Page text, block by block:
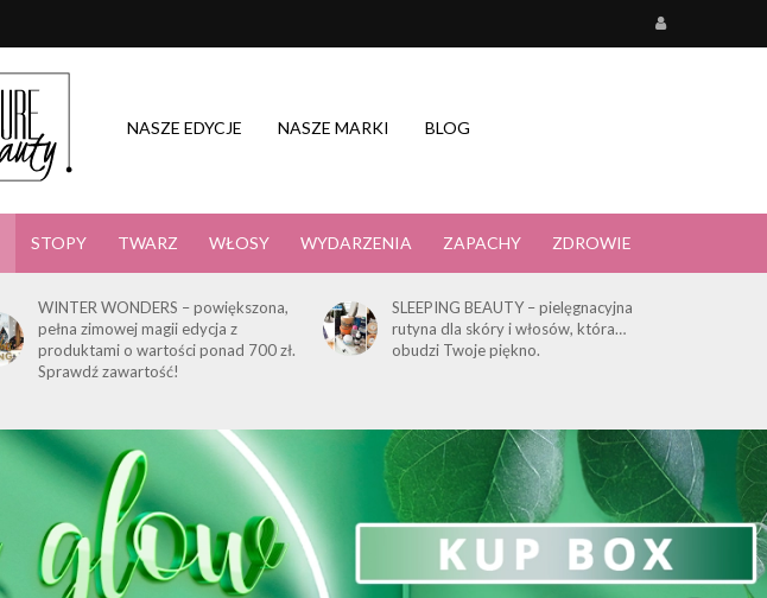
NASZE EDYCJE NASZE MARKI BLOG
STOPY TWARZ WŁOSY WYDARZENIA ZAPACHY ZDROWIE
WINTER WONDERS – powiększona,
pełna zimowej magii edycja z
produktami o wartości ponad 700 zł.
Sprawdź zawartość!
SLEEPING BEAUTY – pielęgnacyjna
rutyna dla skóry i włosów, która…
obudzi Twoje piękno.